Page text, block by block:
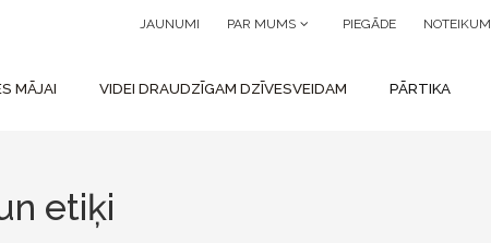
JAUNUMI PAR MUMS PIEGĀDE
MĀJAI VIDEI DRAUDZĪGAM DZĪVESVEIDAM PĀRTIKA
etiķi